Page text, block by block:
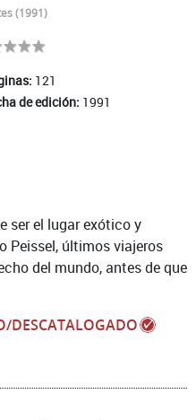
(1991)
121
de edición: 1991
DESCATALOGADO
ser el lugar exótico y
Peissel, últimos viajeros
del mundo, antes de que